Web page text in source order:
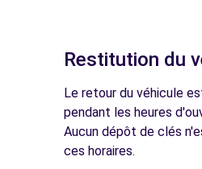
Restitution du
Le retour du véhicule
pendant les heures
Aucun dépôt de clés
ces horaires.